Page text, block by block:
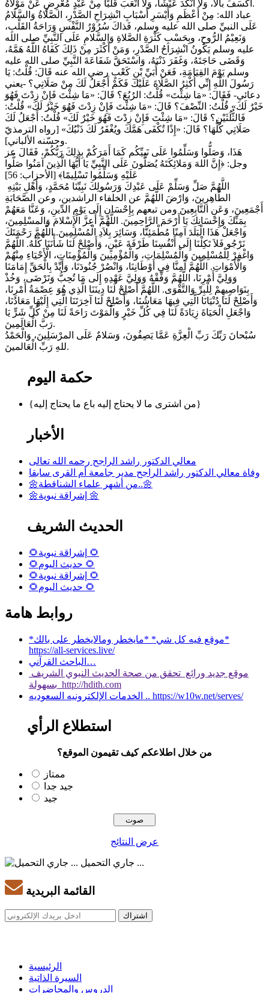
أَكْسَفَ بالًا، وَلَا أَنْكَدَ عَيْشًا، وَلا أَتْعَبَ قَلْبًا مِنْ عَبْدٍ مُعْرِضٍ عَنْ مَوْلاهُ.
عباد الله: مِنْ أَعْظَمِ وَأَيْسَرِ أَسْبَابِ انْشِرَاحِ الصَّدْرِ، الصَّلَاةُ وَالسَّلَامُ
عَلَى النبيِّ صلى الله عليه وسلم، فَذاكَ سُرُوْرُ النَّفْسِ وَرَاحَةُ القَلْبِ،
وَنَعِيْمُ الرُّوحِ، وبِحَسْبِ كَثْرَةِ الصَّلاةِ وَالسَّلامِ عَلَى النَّبِيِّ صلى الله
عليه وسلم يَكُونُ انْشِرَاحُ الصَّدْرِ، وَمَنْ أَكْثَرَ مِنْ ذَلِكَ كَفَاهُ اللَّهُ هَمَّهُ،
وَقَضَى حَاجَتَهُ، وَغَفَرَ ذَنْبَهُ، وَاسْتَحَقَّ شَفَاعَةَ النَّبِيِّ صلى الله عليه
وسلم يَوْمَ القِيَامَةِ، فَعَنْ أُبَيِّ بْنِ كَعْبٍ رضي الله عنه قَالَ: قُلْتُ: يَا
رَسُولَ اللَّهِ إِنِّي أُكْثِرُ الصَّلَاةَ عَلَيْكَ فَكَمْ أَجْعَلُ لَكَ مِنْ صَلَاتِي؟ -يعني
دعائي- فَقَالَ: «مَا شِئْتَ» قُلْتُ: الرُبُعَ؟ قَالَ: «مَا شِئْتَ فَإِنْ زِدْتَ فَهُوَ
خَيْرٌ لَكَ» قُلْتُ: النِّصْفَ؟ قَالَ: «مَا شِئْتَ فَإِنْ زِدْتَ فَهُوَ خَيْرٌ لَكَ» قُلْتُ:
فَالثُّلُثَيْنِ؟ قَالَ: «مَا شِئْتَ فَإِنْ زِدْتَ فَهُوَ خَيْرٌ لَكَ» قُلْتُ: أَجْعَلُ لَكَ
صَلَاتِي كُلَّهَا؟ قَالَ: «إِذًا تُكْفَى هَمَّكَ ويُغْفَرُ لَكَ ذَنْبُكَ» [رواه الترمذيّ
وحسّنه الألباني].
هَذَا، وَصَلُّوا وَسَلِّمُوا عَلَى نَبِيِّكُم كَمَا أَمَرَكُمْ بِذلِكَ رَبُّكُمْ، فَقَالَ عز
وجل: ﴿إِنَّ اللهَ وَمَلائِكَتَهُ يُصَلُّونَ عَلَى النَّبِيِّ يَا أَيُّهَا الَّذِينَ آمَنُوا صَلُّوا
عَلَيْهِ وَسَلِّمُوا تَسْلِيمًا﴾ [الأحزاب: 56]
الطَّاهِرِينَ، وَارْضَ اللَّهُمَّ عن الخلفاء الراشدين، وعن الصَّحَابَةِ
أَجْمَعِينَ، وَعَنِ التَّابِعِينَ ومن تبعهم بِإِحْسَانٍ إِلَى يَوْمِ الدِّينِ، وَعَنَّا مَعَهُمْ
بِمَنِّكَ وَإِحْسَانِكَ يَا أَرْحَمَ الرَّاحِمِينَ. اللَّهُمَّ أَعِزَّ الْإِسْلامَ وَالمسْلِمِينَ،
وَاجْعَلْ هَذَا الْبَلَدَ آمِنًا مُطْمَئِنًّا، وَسَائِرَ بِلاَدِ الْمُسْلِمِينَ. اللَّهُمَّ رَحْمَتَكَ
نَرْجُو فَلاَ تَكِلْنَا إِلَى أَنْفُسِنَا طَرْفَةَ عَيْنٍ، وَأَصْلِحْ لَنَا شَأْنَنَا كُلَّهُ. اللَّهُمَّ
وَاغْفِرْ لِلْمُسْلِمِينَ وَالْمُسْلِمَاتِ، وَالْمُؤْمِنِينَ وَالْمُؤْمِنَاتِ، الْأَحْيَاءِ مِنْهُمْ
وَالْأَمْوَاتِ. اللَّهُمَّ آمِنَّا فِي أَوْطَانِنَا، وَانْصُرْ جُنُودَنَا، وَأَيِّدْ بِالْحَقِّ إِمَامَنَا
وَوَلِيَّ أَمْرِنَا، اللَّهُمَّ وَفِّقْهُ وَوَلِيَّ عَهْدِهِ إِلَى مَا تُحِبُّ وَتَرْضَى، وَخُذْ
بِنَوَاصِيهِمْ لِلْبِرِّ وَالتَّقْوَى. اللَّهُمَّ أَصْلِحْ لَنَا دِينَنَا الَّذِي هُوَ عِصْمَةُ أَمْرِنَا،
وَأَصْلِحْ لَنَا دُنْيَانَا الَّتِي فِيهَا مَعَاشُنَا، وَأَصْلِحْ لَنَا آخِرَتَنَا الَّتِي إِلَيْهَا مَعَادُنَا،
وَاجْعَلِ الْحَيَاةَ زِيَادَةً لَنَا فِي كُلِّ خَيْرٍ وَالْمَوْتَ رَاحَةً لَنَا مِنْ كُلِّ شَرٍّ يَا
رَبَّ الْعَالَمِينَ.
سُبْحانَ رَبِّكَ رَبِّ الْعِزَّةِ عَمَّا يَصِفُونَ، وَسَلامٌ عَلَى المرْسَلِينَ، وَالْحَمْدُ
للهِ رَبِّ الْعَالمينَ.
حكمة اليوم
{من اشترى ما لا يحتاج إليه باع ما يحتاج إليه}
الأخبار
معالي الدكتور راشد الراجح رحمه الله تعالى
وفاة معالي الدكتور راشد الراجح مدير جامعة أم القرى سابقا
🌼من أشهر علماء الشناقطة..🌼
🌼إشراقة نبوية 🌼
الحديث الشريف
🌻إشراقة نبوية 🌻
🌻حديث اليوم 🌻
🌻إشراقة نبوية 🌻
🌻حديث اليوم 🌻
روابط هامة
*موقع فيه كل شي* *مايخطر ومالايخطر على بالك*
https://all-services.live/
الباحث القرآني…
موقع جديد ورائع تحقق من صحة الحديث النبوي الشريف
بسهولة http://hdith.com
الخدمات الإلكترونيه السعوديه .. https://w10w.net/serves/
استطلاع الرأي
من خلال اطلاعكم كيف تقيمون الموقع؟
ممتاز
جيد جدا
جيد
عرض النتائج
جاري التحميل ...
القائمة البريدية
الرئيسية
السيرة الذاتية
الدروس والمحاضرات